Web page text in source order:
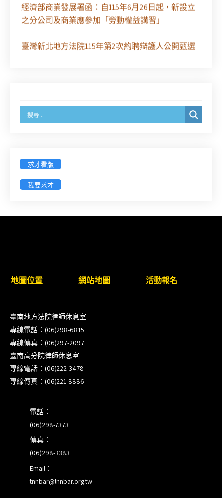
經濟部商業發展署函：自115年6月26日起，新設立
之分公司及商業應參加「勞動權益講習」
臺灣新北地方法院115年第2次約聘辯護人公開甄選
入校扎根計畫講師之會員(8/14前線上表單登記)
步）
臺南高分院8/28(五)下午舉辦「家庭關係中的正當防
訓課程（雲嘉南場）錄取通知已發送
助整理資訊?談法律工作中的應用與風險」課程(8/7
前報名，實體+線上併行)
徵詢有意願擔任程序監理人之會員(115/8/14截止)
求才看版
我要求才
地圖位置 網站地圖 活動報名
臺南地方法院律師休息室
專線電話：(06)298-6815
專線傳真：(06)297-2097
臺南高分院律師休息室
專線電話：(06)222-3478
專線傳真：(06)221-8886
電話：
(06)298-7373
傳真：
(06)298-8383
Email：
tnnbar@tnnbar.org.tw